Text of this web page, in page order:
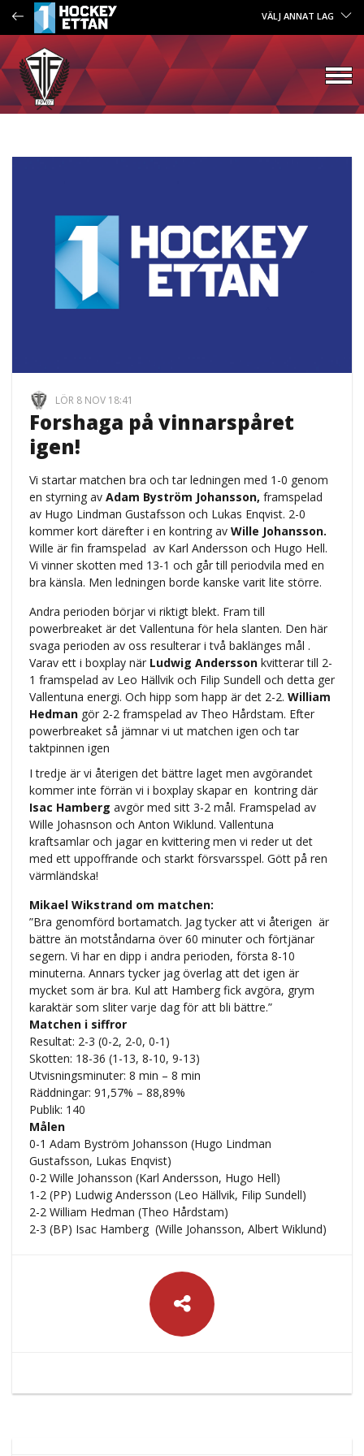
VÄLJ ANNAT LAG
LÖR 8 NOV 18:41
Forshaga på vinnarspåret
igen!
Vi startar matchen bra och tar ledningen med 1-0 genom
en styrning avAdam Byström Johansson, framspelad
av Hugo Lindman Gustafsson och Lukas Enqvist. 2-0
kommer kort därefter i en kontring av Wille Johansson.
Wille är fin framspelad av Karl Andersson och Hugo Hell.
Vi vinner skotten med 13-1 och går till periodvila med en
bra känsla. Men ledningen borde kanske varit lite större.
Andra perioden börjar vi riktigt blekt. Fram till
powerbreaket är det Vallentuna för hela slanten. Den här
svaga perioden av oss resulterar i två baklänges mål .
Varav ett i boxplay när Ludwig Anderssonkvitterar till 2-
1 framspelad av Leo Hällvik och Filip Sundell och detta ger
Vallentuna energi. Och hipp som happ är det 2-2. William
Hedmangör 2-2 framspelad av Theo Hårdstam. Efter
powerbreaket så jämnar vi ut matchen igen och tar
taktpinnen igen
I tredje är vi återigen det bättre laget men avgörandet
kommer inte förrän vi i boxplay skapar en kontring där
Isac Hamberg avgör med sitt 3-2 mål. Framspelad av
Wille Johasnson och Anton Wiklund. Vallentuna
kraftsamlar och jagar en kvittering men vi reder ut det
med ett uppoffrande och starkt försvarsspel. Gött på ren
värmländska!
Mikael Wikstrand om matchen:
”Bra genomförd bortamatch. Jag tycker att vi återigen är
bättre än motståndarna över 60 minuter och förtjänar
segern. Vi har en dipp i andra perioden, första 8-10
minuterna. Annars tycker jag överlag att det igen är
mycket som är bra. Kul att Hamberg fick avgöra, grym
karaktär som sliter varje dag för att bli bättre.”
Matchen i siffror
Resultat: 2-3 (0-2, 2-0, 0-1)
Skotten: 18-36 (1-13, 8-10, 9-13)
Utvisningsminuter: 8 min – 8 min
Räddningar: 91,57% – 88,89%
Publik: 140
Målen
0-1 Adam Byström Johansson (Hugo Lindman
Gustafsson, Lukas Enqvist)
0-2 Wille Johansson (Karl Andersson, Hugo Hell)
1-2 (PP) Ludwig Andersson (Leo Hällvik, Filip Sundell)
2-2 William Hedman (Theo Hårdstam)
2-3 (BP) Isac Hamberg (Wille Johansson, Albert Wiklund)